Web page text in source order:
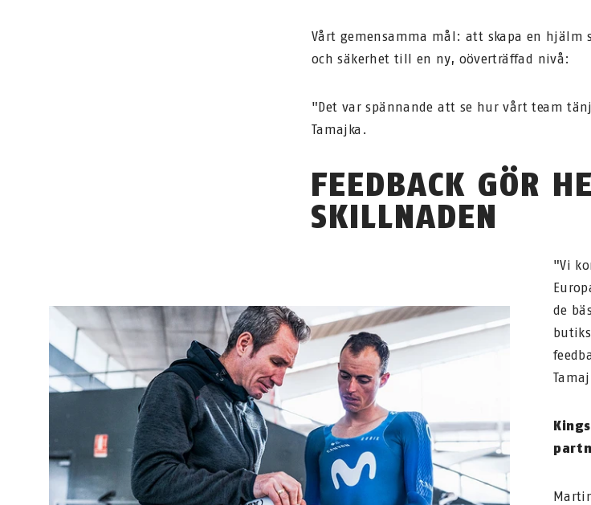
Vårt gemensamma mål: att skapa en hjälm
och säkerhet till en ny, oöverträffad nivå:
"Det var spännande att se hur vårt team
Tamajka.
FEEDBACK GÖR
SKILLNADEN
"Vi
de